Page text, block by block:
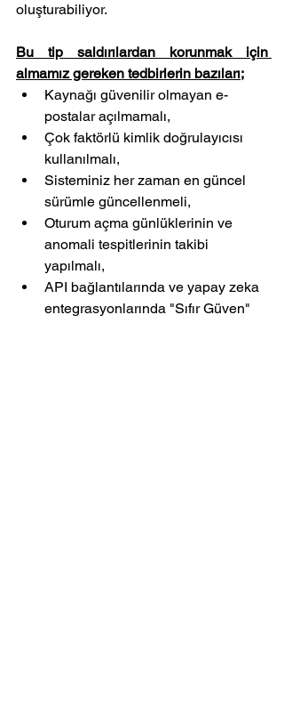
oluşturabiliyor.
Bu tip saldırılardan korunmak için
almamız gereken tedbirlerin bazıları;
Kaynağı güvenilir olmayan e-
postalar açılmamalı,
Çok faktörlü kimlik doğrulayıcısı
kullanılmalı,
Sisteminiz her zaman en güncel
sürümle güncellenmeli,
Oturum açma günlüklerinin ve
anomali tespitlerinin takibi
yapılmalı,
API bağlantılarında ve yapay zeka
entegrasyonlarında "Sıfır Güven"